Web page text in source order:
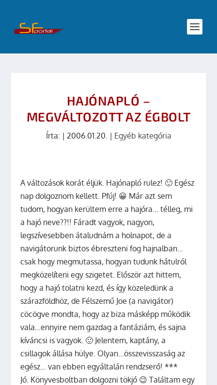
HAJÓNAPLÓ –
MEGVÁLTOZOTT AZ ÉGBOLT
Írta: | 2006.01.20. | Egyéb kategória
A változások korát éljük. Hajónapló rulez! 🙂 Egész
nap dolgoznom kellett. Pfúj! 😀 Már azt sem
tudom, hogyan kerültem erre a hajóra… télleg, mi
a hajó neve??!! Fáradt vagyok, nagyon,
legszívesebben átaludnám a holnapot, de a
navigátorunk biztos ébreszteni fog hajnalban…
csak hogy megmutassa, hogyan tudunk hátulról
megközelíteni egy szigetet. Először azt hittem,
hogy a hajó tolatni kezd, és így közeledünk a
szárazföldhöz, de Félszemű Joe (a navigátor)
cöcögve mondta, hogy az biza másképp működik
vala…ennyire nem gazdag a fantáziám, és sajna
kíváncsi is vagyok. 🙂 Jelentem, kaptány, a
csillagok állása hülye. Olyan…összevisszaság az
egész… van ebben egyáltalán rendzserő! ***
Jó. Könyvesboltban dolgozni tökjó 😉 Találtam egy